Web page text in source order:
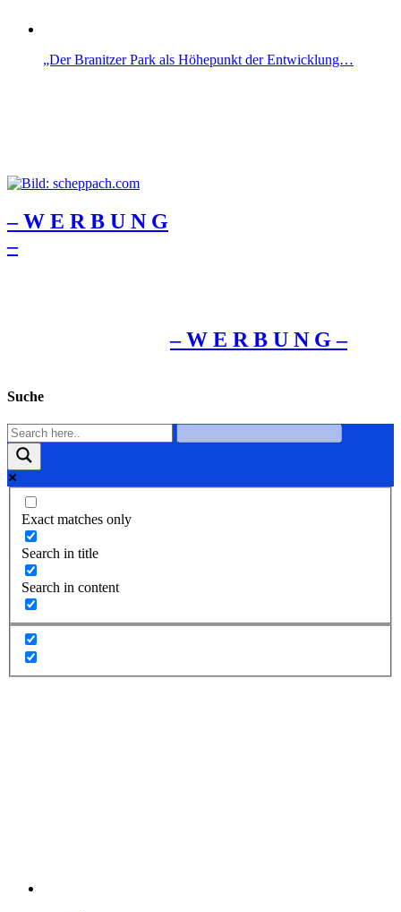
„Der Branitzer Park als Höhepunkt der Entwicklung…
– W Ε R Β U Ν G
–
– W Ε R Β U Ν G –
Suche
Exact matches only
Search in title
Search in content